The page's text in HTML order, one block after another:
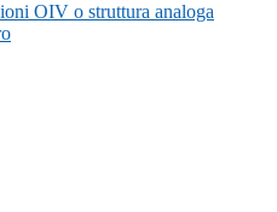
OIV o struttura analoga